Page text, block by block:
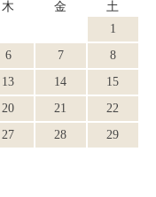
木 金
土
1
6 7
8
13 14
15
20 21
22
27 28
29